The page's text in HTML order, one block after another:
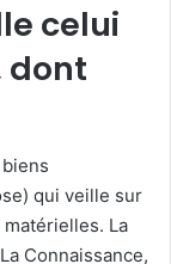
celui
dont
qui veille sur
La
Connaissance,